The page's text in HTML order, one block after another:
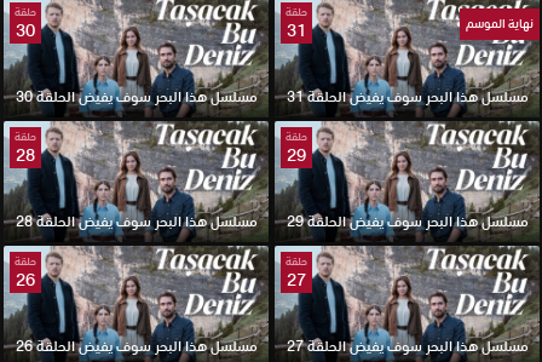
نهاية الموسم
حلقة
31
مسلسل هذا البحر سوف يفيض الحلقة 31
حلقة
30
مسلسل هذا البحر سوف يفيض الحلقة 30
حلقة
29
مسلسل هذا البحر سوف يفيض الحلقة 29
حلقة
28
مسلسل هذا البحر سوف يفيض الحلقة 28
حلقة
27
مسلسل هذا البحر سوف يفيض الحلقة 27
حلقة
26
مسلسل هذا البحر سوف يفيض الحلقة 26